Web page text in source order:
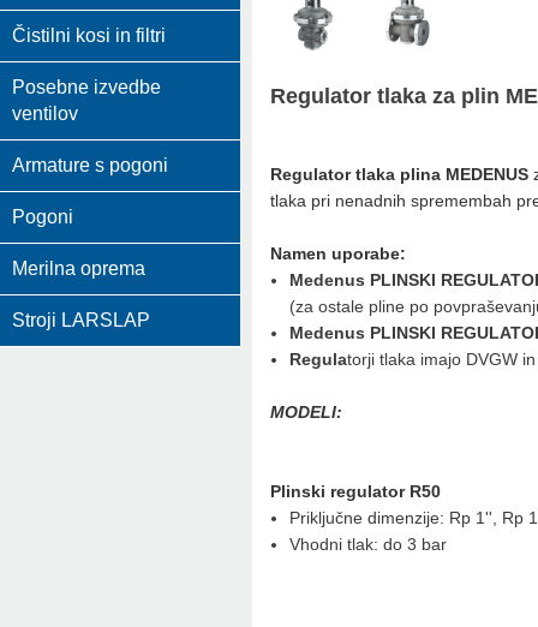
Čistilni kosi in filtri
Posebne izvedbe
ventilov
Armature s pogoni
Pogoni
Merilna oprema
Stroji LARSLAP
Regulator tlaka za plin
Regulator tlaka plina MEDENUS
tlaka pri nenadnih spremembah
Namen uporabe:
Medenus PLINSKI
(za ostale pline po
Medenus PLINSKI
Regulatorji tlaka imajo DVGW
MODELI:
Plinski regulator R50
Priključne dimenzije: Rp 1'', Rp
Vhodni tlak: do 3 bar